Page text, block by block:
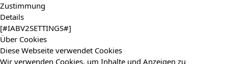
Zustimmung
Details
[#IABV2SETTINGS#]
Über Cookies
Diese Webseite verwendet Cookies
Wir verwenden Cookies, um Inhalte und Anzeigen zu